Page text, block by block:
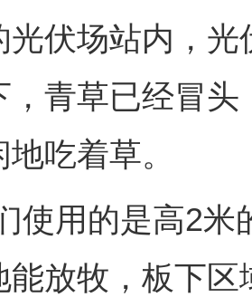
光伏场站内，光
，青草已经冒头
吃着草。
用的是高2米
能放牧，板下区